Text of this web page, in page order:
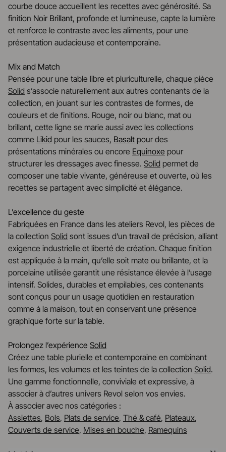
courbe douce accueillent les recettes avec générosité. Sa
finition Noir Brillant, profonde et lumineuse, capte la lumière
et renforce le contraste avec les aliments, pour une
présentation audacieuse et contemporaine.
Mix and Match
Pensée pour une table libre et pluriculturelle, chaque pièce
Solid s’associe naturellement aux autres contenants de la
collection, en jouant sur les contrastes de formes, de
couleurs et de finitions. Rouge, noir ou blanc, mat ou
brillant, cette ligne se marie aussi avec les collections
comme Likid pour les sauces, Basalt pour des
présentations minérales ou encore Equinoxe pour
structurer les dressages avec finesse. Solid permet de
composer une table vivante, généreuse et ouverte, où les
recettes se partagent avec simplicité et élégance.
L’excellence du geste
Fabriquées en France dans les ateliers Revol, les pièces de
la collection Solid sont issues d’un travail de précision, alliant
exigence industrielle et liberté de création. Chaque finition
est appliquée à la main, qu’elle soit mate ou brillante, et la
porcelaine utilisée garantit une résistance élevée à l’usage
intensif. Solides, durables et empilables, ces contenants
sont conçus pour un usage quotidien en restauration
comme à la maison, tout en conservant une présence
graphique forte sur la table.
Prolongez l’expérience Solid
Créez une table plurielle et contemporaine en combinant
les formes, les volumes et les teintes de la collection Solid.
Une gamme fonctionnelle, conviviale et expressive, à
associer à d’autres univers Revol selon vos envies.
À associer avec nos catégories :
Assiettes, Bols, Plats de service, Thé & café, Plateaux,
Couverts de service, Mises en bouche, Ramequins